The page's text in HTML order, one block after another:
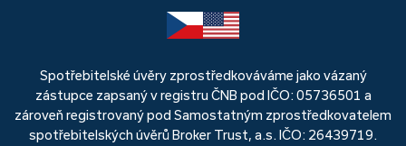
Spotřebitelské úvěry zprostředkováváme jako vázaný
zástupce zapsaný v registru ČNB pod IČO: 05736501 a
zároveň registrovaný pod Samostatným zprostředkovatelem
spotřebitelských úvěrů Broker Trust, a.s. IČO: 26439719.